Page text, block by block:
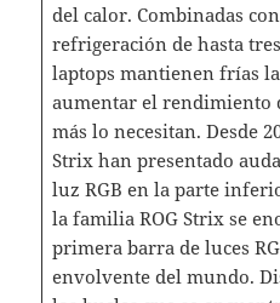
del calor. Combinadas
refrigeración de hasta
laptops mantienen frías
aumentar el rendimiento
más lo necesitan. Desde
Strix han presentado
luz RGB en la parte
la familia ROG Strix se
primera barra de luces
envolvente del mundo.